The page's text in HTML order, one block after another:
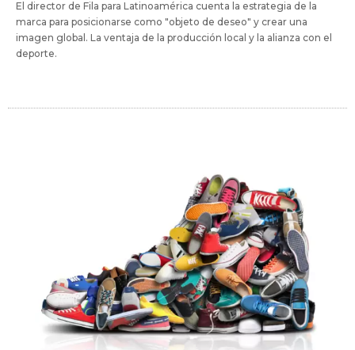
El director de Fila para Latinoamérica cuenta la estrategia de la
marca para posicionarse como "objeto de deseo" y crear una
imagen global. La ventaja de la producción local y la alianza con el
deporte.